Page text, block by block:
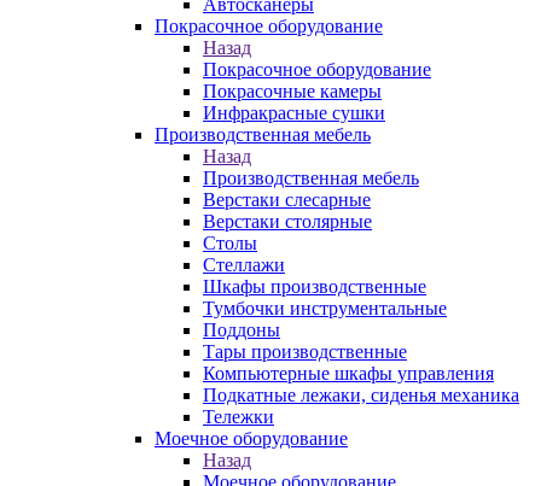
Автосканеры
Покрасочное оборудование
Назад
Покрасочное оборудование
Покрасочные камеры
Инфракрасные сушки
Производственная мебель
Назад
Производственная мебель
Верстаки слесарные
Верстаки столярные
Столы
Стеллажи
Шкафы производственные
Тумбочки инструментальные
Поддоны
Тары производственные
Компьютерные шкафы управления
Подкатные лежаки, сиденья механика
Тележки
Моечное оборудование
Назад
Моечное оборудование